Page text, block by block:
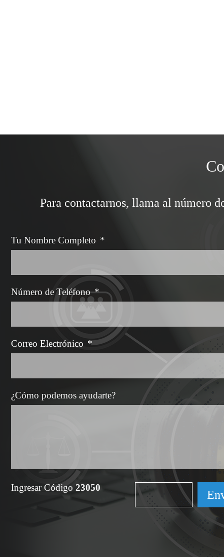
Para contactarnos, llama al número
*
Tu Nombre Completo
*
Número de Teléfono
*
Correo Electrónico
¿Cómo podemos ayudarte?
Ingresar Código 23050